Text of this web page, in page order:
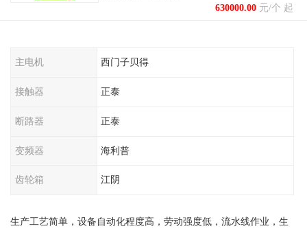
630000.00元/个 起
主电机 西门子贝得
接触器 正泰
断路器 正泰
变频器 海利普
齿轮箱 江阴
生产工艺简单，设备自动化程度高，劳动强度低，流水线作业，生